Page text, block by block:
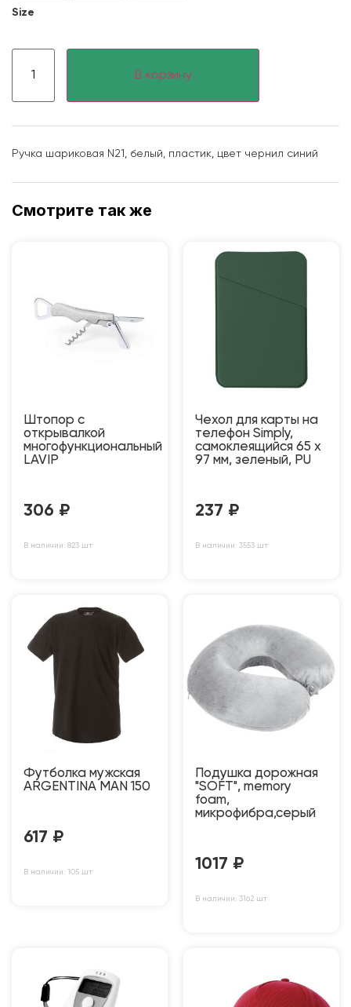
Size
В корзину
Ручка шариковая N21, белый, пластик, цвет чернил синий
Смотрите так же
Штопор с
открывалкой
многофункциональный
LAVIP
306 ₽
В наличии: 823 шт
Чехол для карты на
телефон Simply,
самоклеящийся 65 х
97 мм, зеленый, PU
237 ₽
В наличии: 3553 шт
Футболка мужская
ARGENTINA MAN 150
617 ₽
В наличии: 105 шт
Подушка дорожная
"SOFT", memory
foam,
микрофибра,серый
1017 ₽
В наличии: 3162 шт